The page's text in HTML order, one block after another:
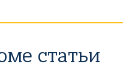
статьи